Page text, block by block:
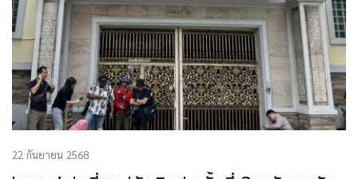
22 กันยายน 2568